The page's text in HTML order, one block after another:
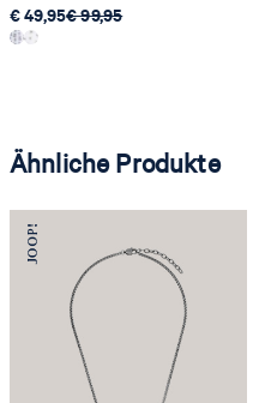
€ 49,95€ 99,95
Ähnliche Produkte